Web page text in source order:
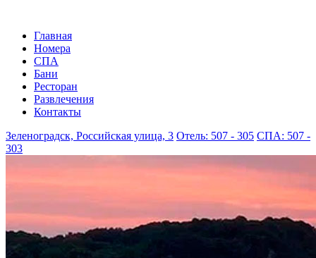
Главная
Номера
СПА
Бани
Ресторан
Развлечения
Контакты
Зеленоградск, Российская улица, 3 Отель: 507 - 305 СПА: 507 -
303